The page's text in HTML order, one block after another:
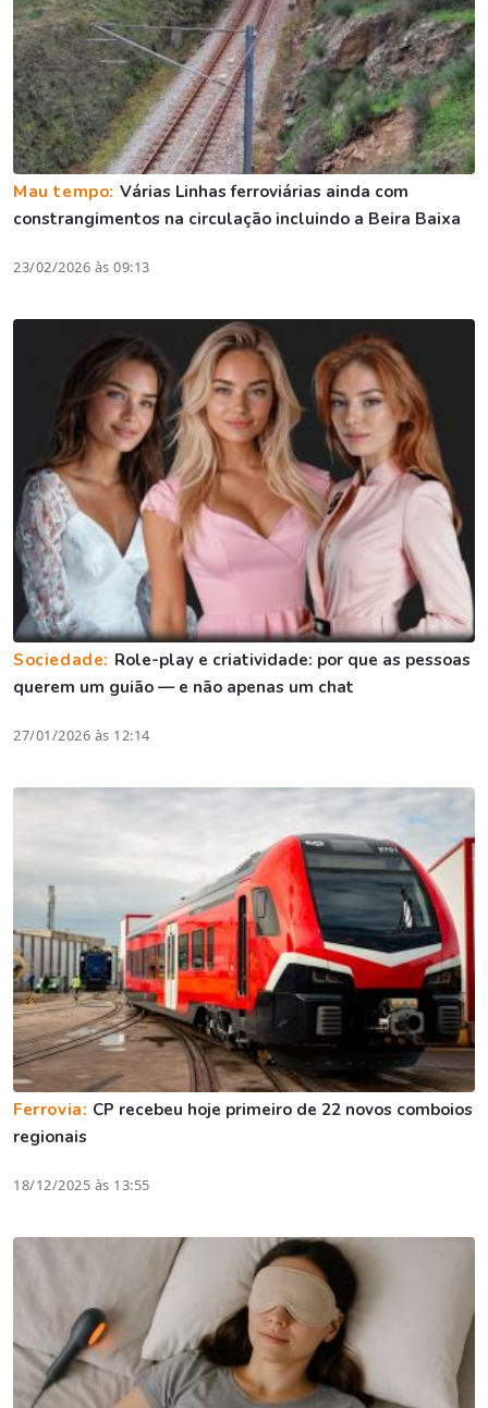
Mau tempo: Várias Linhas ferroviárias ainda com
constrangimentos na circulação incluindo a Beira Baixa
23/02/2026 às 09:13
Sociedade: Role-play e criatividade: por que as pessoas
querem um guião — e não apenas um chat
27/01/2026 às 12:14
Ferrovia: CP recebeu hoje primeiro de 22 novos comboios
regionais
18/12/2025 às 13:55